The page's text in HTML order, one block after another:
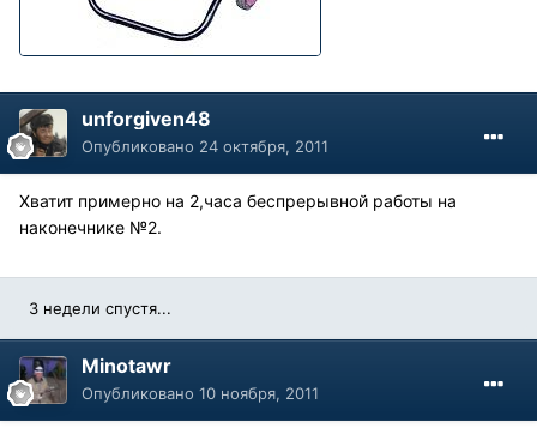
unforgiven48
Опубликовано 24 октября, 2011
Хватит примерно на 2,часа беспрерывной работы на
наконечнике №2.
3 недели спустя...
Minotawr
Опубликовано 10 ноября, 2011